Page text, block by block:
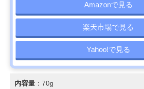
Amazonで見る
楽天市場で見る
Yahoo!で見る
内容量 ：70g